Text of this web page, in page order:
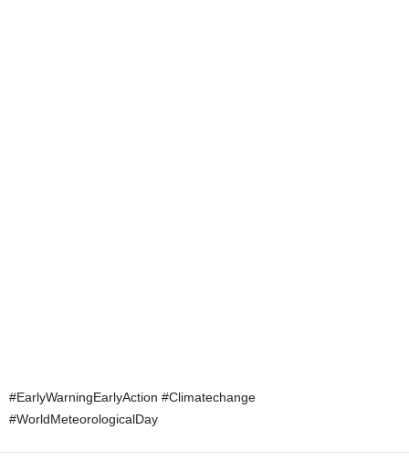
#EarlyWarningEarlyAction #Climatechange
#WorldMeteorologicalDay